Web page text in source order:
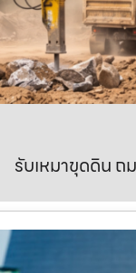
รับเหมาขุดดิน ถ